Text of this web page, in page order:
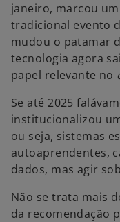
janeiro, marcou
tradicional evento
mudou o patamar
tecnologia agora
papel relevante no
Se até 2025
institucionalizou
ou seja, sistemas
autoaprendentes,
dados, mas agir
Não se trata mais
da recomendação